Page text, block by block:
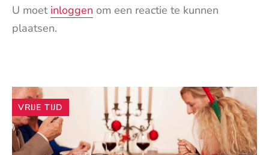
U moet inloggen om een reactie te kunnen
plaatsen.
Andere
artikelen
VRIJE TIJD